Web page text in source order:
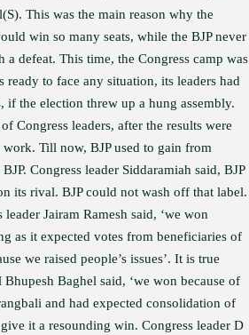
This was the main reason why the
win so many seats, while the BJP never
defeat. This time, the Congress camp was
to face any situation, its leaders had
the election threw up a hung assembly.
Congress leaders, after the results were
Till now, BJP used to gain from
Congress leader Siddaramiah said, BJP
its rival. BJP could not wash off that label.
Jairam Ramesh said, ‘we won
as it expected votes from beneficiaries of
we raised people’s issues’. It is true
Baghel said, ‘we won because of
and had expected consolidation of
it a resounding win. Congress leader D